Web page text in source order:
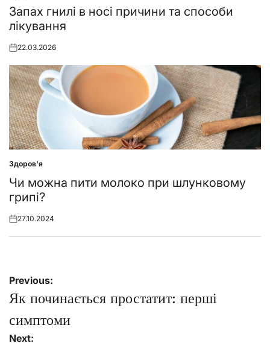
in
Запах гнилі в носі причини та способи
лікування
Posted
22.03.2026
Posted
in
Здоров'я
Чи можна пити молоко при шлунковому
грипі?
Posted
27.10.2024
Навігація
записів
Previous:
Як починається простатит: перші
симптоми
Next: